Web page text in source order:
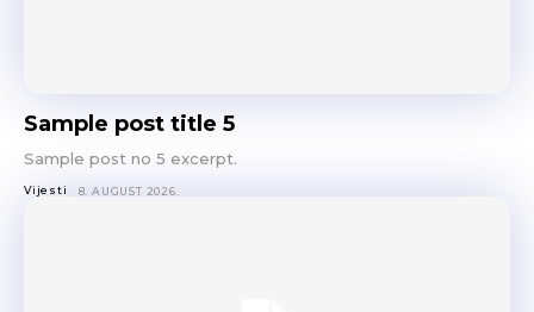
Sample post title 5
Sample post no 5 excerpt.
Vijesti 8. AUGUST 2026.